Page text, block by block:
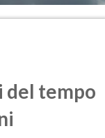
del tempo